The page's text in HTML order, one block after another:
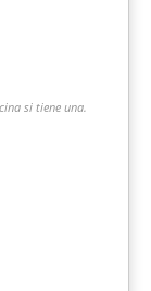
si tiene una.